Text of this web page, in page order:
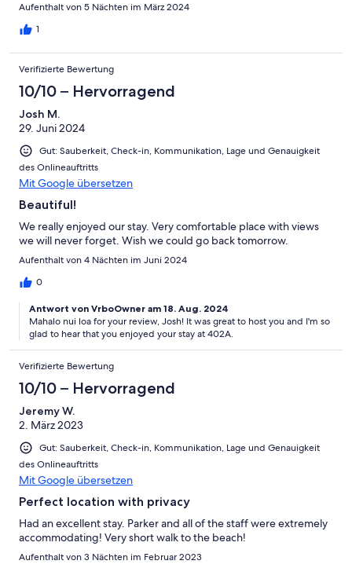
Aufenthalt von 5 Nächten im März 2024
1
Verifizierte Bewertung
10/10 – Hervorragend
Josh M.
29. Juni 2024
Gut: Sauberkeit, Check-in, Kommunikation, Lage und Genauigkeit
des Onlineauftritts
Mit Google übersetzen
Beautiful!
We really enjoyed our stay. Very comfortable place with views
we will never forget. Wish we could go back tomorrow.
Aufenthalt von 4 Nächten im Juni 2024
0
Antwort von VrboOwner am 18. Aug. 2024
Mahalo nui loa for your review, Josh! It was great to host you and I'm so
glad to hear that you enjoyed your stay at 402A.
Verifizierte Bewertung
10/10 – Hervorragend
Jeremy W.
2. März 2023
Gut: Sauberkeit, Check-in, Kommunikation, Lage und Genauigkeit
des Onlineauftritts
Mit Google übersetzen
Perfect location with privacy
Had an excellent stay. Parker and all of the staff were extremely
accommodating! Very short walk to the beach!
Aufenthalt von 3 Nächten im Februar 2023